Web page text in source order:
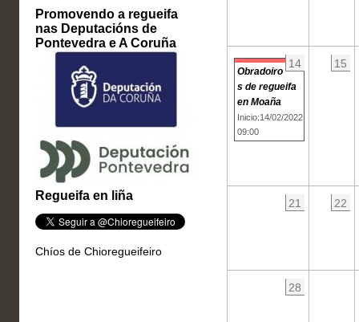
Promovendo a regueifa
nas Deputacións de
Pontevedra e A Coruña
Regueifa en liña
Chíos de Chioregueifeiro
14
Obradoiro
s de regueifa
en Moaña
Inicio:14/02/2022
09:00
15
21 22
28